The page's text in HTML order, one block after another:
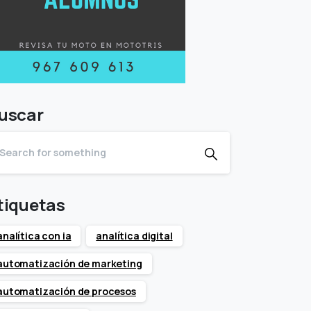
con ia analítica digital
de marketing
de procesos